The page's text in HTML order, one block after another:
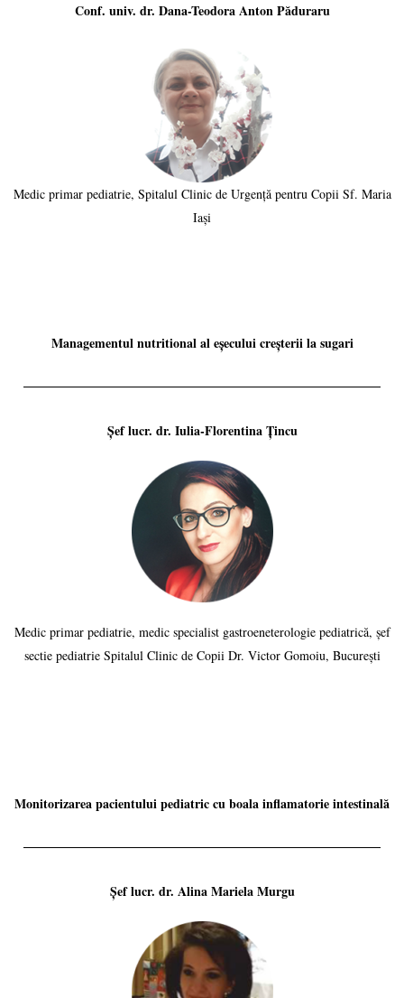
Conf. univ. dr. Dana-Teodora Anton Păduraru
Medic primar pediatrie, Spitalul Clinic de Urgență pentru Copii Sf. Maria
Iași
Managementul nutritional al eșecului creșterii la sugari
Șef lucr. dr. Iulia-Florentina Țincu
Medic primar pediatrie, medic specialist gastroeneterologie pediatrică, șef
sectie pediatrie Spitalul Clinic de Copii Dr. Victor Gomoiu, București
Monitorizarea pacientului pediatric cu boala inflamatorie intestinală
Șef lucr. dr. Alina Mariela Murgu